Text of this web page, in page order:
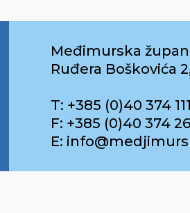
Međimurska
Ruđera Boškovića
T: +385 (0)40 374 111
F: +385 (0)40 374
E: